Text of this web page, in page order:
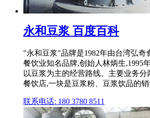
永和豆浆 百度百科
"永和豆浆"品牌是1982年由台湾弘奇
餐饮业知名品牌,创始人林炳生,1995
以豆浆为主的经营路线。主要业务分
餐饮店,一块是豆浆粉、豆浆饮品的销
联系电话: 180 3780 8511